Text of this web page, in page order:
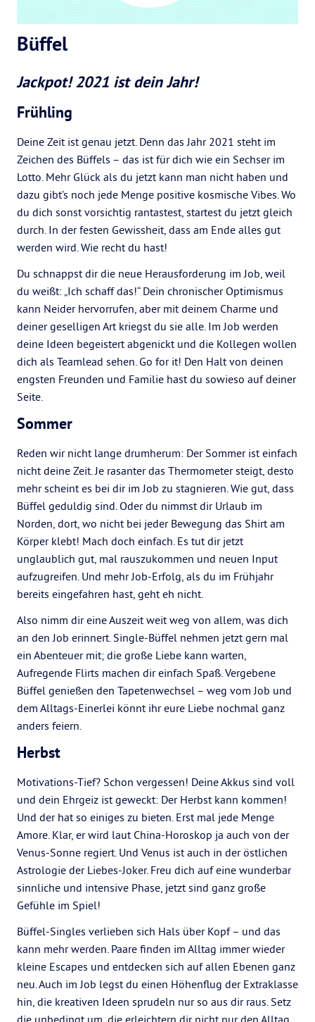
Büffel
Jackpot! 2021 ist dein Jahr!
Frühling
Deine Zeit ist genau jetzt. Denn das Jahr 2021 steht im
Zeichen des Büffels – das ist für dich wie ein Sechser im
Lotto. Mehr Glück als du jetzt kann man nicht haben und
dazu gibt’s noch jede Menge positive kosmische Vibes. Wo
du dich sonst vorsichtig rantastest, startest du jetzt gleich
durch. In der festen Gewissheit, dass am Ende alles gut
werden wird. Wie recht du hast!
Du schnappst dir die neue Herausforderung im Job, weil
du weißt: „Ich schaff das!“ Dein chronischer Optimismus
kann Neider hervorrufen, aber mit deinem Charme und
deiner geselligen Art kriegst du sie alle. Im Job werden
deine Ideen begeistert abgenickt und die Kollegen wollen
dich als Teamlead sehen. Go for it! Den Halt von deinen
engsten Freunden und Familie hast du sowieso auf deiner
Seite.
Sommer
Reden wir nicht lange drumherum: Der Sommer ist einfach
nicht deine Zeit. Je rasanter das Thermometer steigt, desto
mehr scheint es bei dir im Job zu stagnieren. Wie gut, dass
Büffel geduldig sind. Oder du nimmst dir Urlaub im
Norden, dort, wo nicht bei jeder Bewegung das Shirt am
Körper klebt! Mach doch einfach. Es tut dir jetzt
unglaublich gut, mal rauszukommen und neuen Input
aufzugreifen. Und mehr Job-Erfolg, als du im Frühjahr
bereits eingefahren hast, geht eh nicht.
Also nimm dir eine Auszeit weit weg von allem, was dich
an den Job erinnert. Single-Büffel nehmen jetzt gern mal
ein Abenteuer mit; die große Liebe kann warten,
Aufregende Flirts machen dir einfach Spaß. Vergebene
Büffel genießen den Tapetenwechsel – weg vom Job und
dem Alltags-Einerlei könnt ihr eure Liebe nochmal ganz
anders feiern.
Herbst
Motivations-Tief? Schon vergessen! Deine Akkus sind voll
und dein Ehrgeiz ist geweckt: Der Herbst kann kommen!
Und der hat so einiges zu bieten. Erst mal jede Menge
Amore. Klar, er wird laut China-Horoskop ja auch von der
Venus-Sonne regiert. Und Venus ist auch in der östlichen
Astrologie der Liebes-Joker. Freu dich auf eine wunderbar
sinnliche und intensive Phase, jetzt sind ganz große
Gefühle im Spiel!
Büffel-Singles verlieben sich Hals über Kopf – und das
kann mehr werden. Paare finden im Alltag immer wieder
kleine Escapes und entdecken sich auf allen Ebenen ganz
neu. Auch im Job legst du einen Höhenflug der Extraklasse
hin, die kreativen Ideen sprudeln nur so aus dir raus. Setz